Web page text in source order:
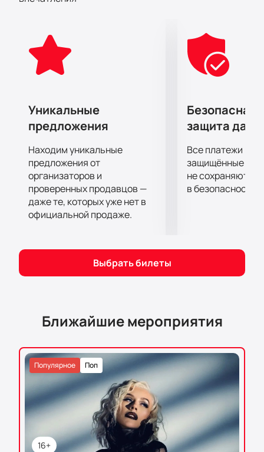
Спешите подарить себе удовольствие от
эмоций и отличное настроение надолго, вам
гарантированы!
Уникальные
предложения
Находим уникальные
предложения от
организаторов и
проверенных продавцов —
даже те, которых уже нет в
официальной продаже.
Безопасная
защита
Все платежи
защищённые
не сохраняются
в безопасности.
Выбрать билеты
Ближайшие мероприятия
16+
Поп
Популярное